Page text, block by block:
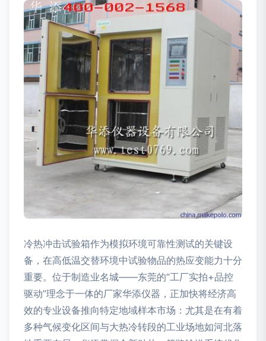
冷热冲击试验箱作为模拟环境可靠性测试的关键设
备，在高低温交替环境中试验物品的热应变能力十分
重要。位于制造业名城——东莞的“工厂实拍+品控
驱动”理念于一体的厂家华添仪器，正加快将经济高
效的专业设备推向特定地域样本市场：尤其是在有着
多种气候变化区间与大热冷转段的工业场地如河北落